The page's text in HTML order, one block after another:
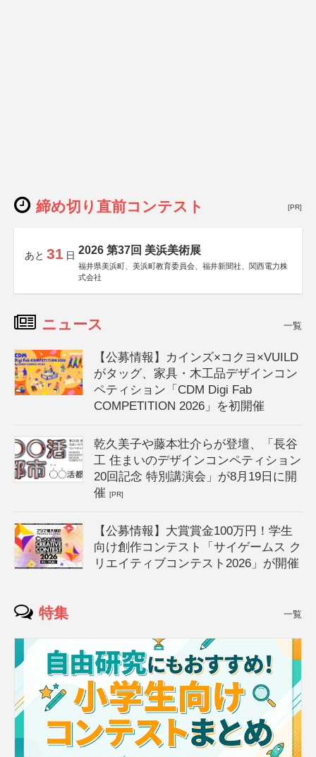
締め切り直前コンテスト [PR]
あと 31 日 2026 第37回 美浜美術展
福井県美浜町、美浜町教育委員会、福井新聞社、関西電力株
式会社
ニュース 一覧
【公募情報】カインズ×コクヨ×VUILD
がタッグ、家具・木工品デザインコン
ペティション「CDM Digi Fab
COMPETITION 2026」を初開催
乾久美子や藤本壮介らが登壇、「長谷
工 住まいのデザインコンペティション
20回記念 特別講演会」が8月19日に開
催[PR]
【公募情報】大賞賞金100万円！学生
向け創作コンテスト「サイゲームス ク
リエイティブコンテスト2026」が開催
特集 一覧